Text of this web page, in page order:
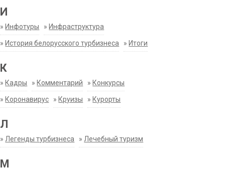
И
» Инфотуры » Инфраструктура
» История белорусского турбизнеса » Итоги
К
» Кадры » Комментарий » Конкурсы
» Коронавирус » Круизы » Курорты
Л
» Легенды турбизнеса » Лечебный туризм
М